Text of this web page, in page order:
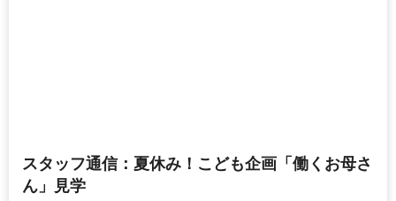
スタッフ通信：夏休み！こども企画「働くお母さ
ん」見学